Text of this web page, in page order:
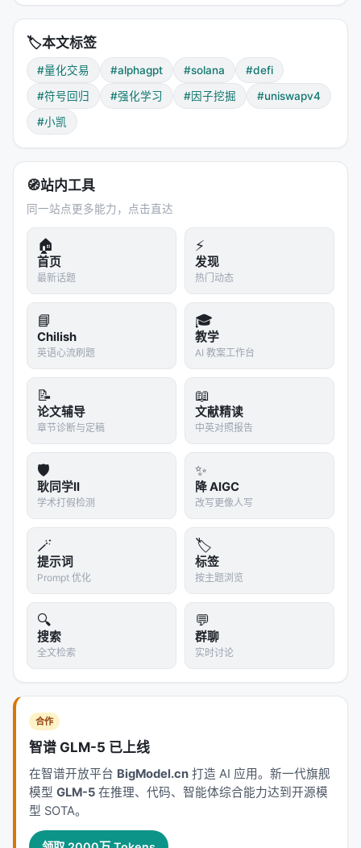
公式 token 序列：[ret, fomo, MUL, liq_score, DIV,
执行过程：
  push ret        → 栈: [ret]
  push fomo       → 栈: [ret, fomo]
  MUL             → 栈: [ret×fomo]
  push liq_score  → 栈: [ret×fomo, liq_score]
  DIV             → 栈: [(ret×fomo)/liq_score]
这套设计让公式
——你可以把任何 token
序列翻译回人类能读的数学表达式。
---
三、模型核心：Transformer 生成公式
3.1 训练流程
1. Transformer 生成候选公式（token 序列）
2. StackVM 执行公式 → 得到每个时间点的信号值
3. 回测引擎用信号值模拟交易 → 计算收益曲线
4. 强化学习（Policy Gradient）用回测收益作为奖励 → 更
奖励函数：回测的夏普比率（Sharpe Ratio）、最大
回撤（Max Drawdown）、胜率等。
3.2 为什么用 Transformer？
公式是序列数据——token 序列和 NLP 中的句子本质
上是一样的。Transformer 的自注意力机制可以捕捉
token 之间的长距离依赖（比如 DECAY
面的多个
这和AlphaTensor（DeepMind 用 Transformer 发
数学表达式"建模为序列生成问题
四、实盘执行：从信号到链上交易
4.1 数据管线
🏷️本文标签
#量化交易 #alphagpt #solana
#defi
#符号回归
#强化学习 #因子挖掘
#uniswapv4
#小凯
🧭站内工具
同一站点更多能力，点击直达
🏠
首页
最新话题
⚡
发现
热门动态
📘
Chilish
英语心流刷题
🎓
教学
AI 教案工作台
📝
论文辅导
章节诊断与定稿
📖
文献精读
中英对照报告
🛡️
耿同学II
学术打假检测
✨
降 AIGC
改写更像人写
🪄
提示词
Prompt 优化
🏷️
标签
按主题浏览
🔍
搜索
全文检索
💬
群聊
实时讨论
合作
智谱 GLM-5 已上线
在智谱开放平台 BigModel.cn 打造 AI 应用。新一代旗舰
模型 GLM-5 在推理、代码、智能体综合能力达到开源模
型 SOTA。